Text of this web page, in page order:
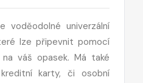
voděodolné univerzální
lze připevnit pomocí
váš opasek. Má také
karty, či osobní